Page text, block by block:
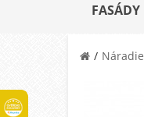
FASÁDY
Náradie